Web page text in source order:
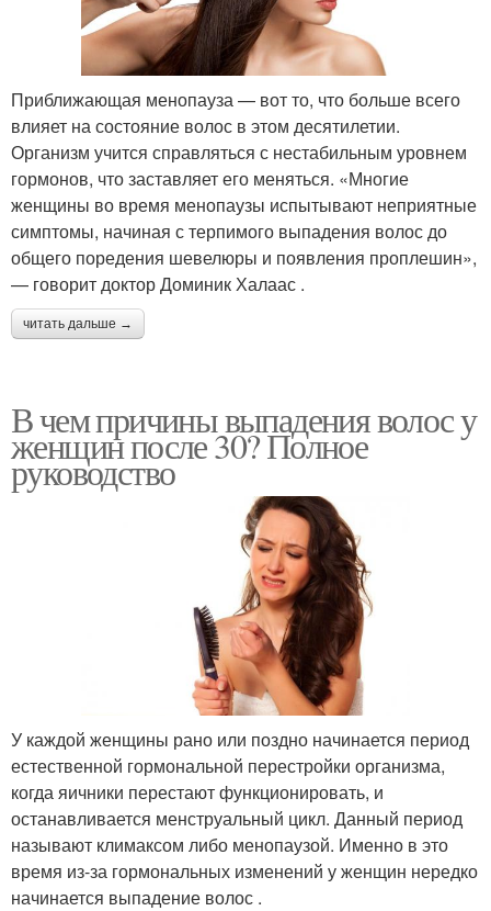
Приближающая менопауза — вот то, что больше всего
влияет на состояние волос в этом десятилетии.
Организм учится справляться с нестабильным уровнем
гормонов, что заставляет его меняться. «Многие
женщины во время менопаузы испытывают неприятные
симптомы, начиная с терпимого выпадения волос до
общего поредения шевелюры и появления проплешин»,
— говорит доктор Доминик Халаас .
читать дальше →
В чем причины выпадения волос у
женщин после 30? Полное
руководство
У каждой женщины рано или поздно начинается период
естественной гормональной перестройки организма,
когда яичники перестают функционировать, и
останавливается менструальный цикл. Данный период
называют климаксом либо менопаузой. Именно в это
время из-за гормональных изменений у женщин нередко
начинается выпадение волос .